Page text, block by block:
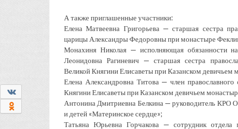
А также приглашенные участники:
Елена Матвеевна Григорьева — старшая сестра
царицы Александры Федоровны при монастыре
Монахиня Николая — исполняющая обязанности
Леонидовна Рагиневич — старшая сестра
Великой Княгини Елисаветы при Казанском девичьем
Елена Александровна Титова — член
Княгини Елисаветы при Казанском девичьем
Антонина Дмитриевна Белкина — руководитель
и детей «Материнское сердце»;
Татьяна Юрьевна Горчакова — сотрудник отдела